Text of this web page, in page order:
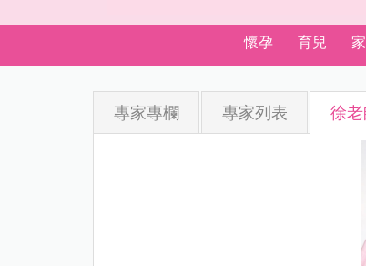
懷孕 育兒
專家專欄 專家列表 徐